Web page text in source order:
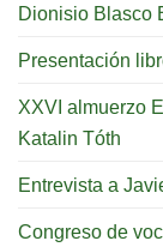
Dionisio Blasco
Presentación
XXVI almuerzo
Katalin Tóth
Entrevista a
Congreso de